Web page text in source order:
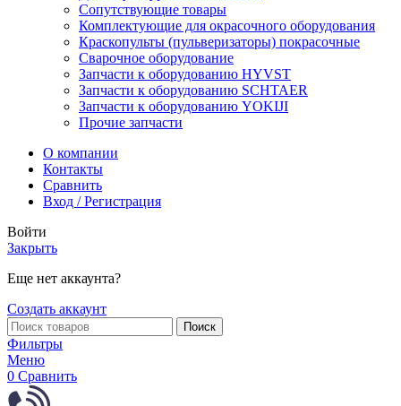
Сопутствующие товары
Комплектующие для окрасочного оборудования
Краскопульты (пульверизаторы) покрасочные
Сварочное оборудование
Запчасти к оборудованию HYVST
Запчасти к оборудованию SCHTAER
Запчасти к оборудованию YOKIJI
Прочие запчасти
О компании
Контакты
Сравнить
Вход / Регистрация
Войти
Закрыть
Еще нет аккаунта?
Создать аккаунт
Поиск
Фильтры
Меню
0 Сравнить